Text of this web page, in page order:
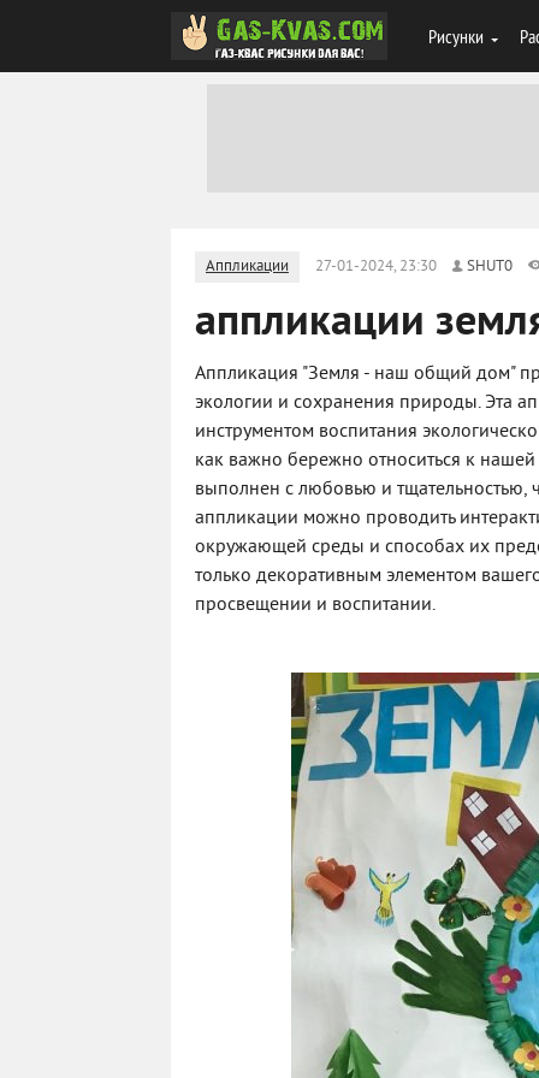
Рисунки
Аппликации 27-01-2024, 23:30 SHUT0
аппликации
Аппликация "Земля - наш общий дом"
экологии и сохранения природы. Эта
инструментом воспитания
как важно бережно относиться к
выполнен с любовью и тщательностью,
аппликации можно проводить
окружающей среды и способах их
только декоративным элементом
просвещении и воспитании.